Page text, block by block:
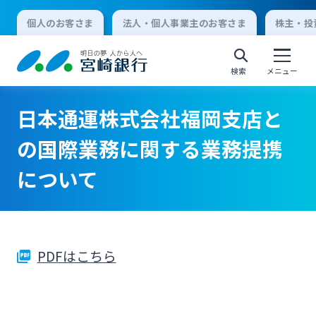
個人のお客さま 法人・個人事業主のお客さま 株主・
検索 メニュー
個人向けインターネットバンキング
日本通運株式会社福岡支店と
の国際業務に関する業務提携
について
PDFはこちら